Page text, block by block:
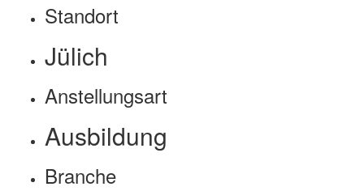
Standort
Jülich
Anstellungsart
Ausbildung
Branche